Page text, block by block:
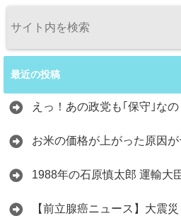
最近の投稿
えっ！あの政党も｢保守｣なの
お米の価格が上がった原因が
1988年の石原慎太郎 運輸大
【前立腺癌ニュース】大震